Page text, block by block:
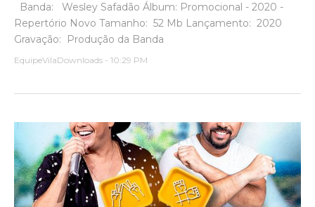
Banda: Wesley Safadão Álbum: Promocional - 2020 -
Repertório Novo Tamanho: 52 Mb Lançamento: 2020
Gravação: Produção da Banda
EquipeVilaDownloads - 10:29 PM